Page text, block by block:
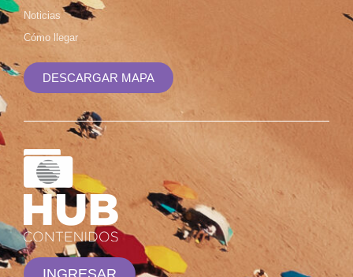
Noticias
Cómo llegar
DESCARGAR MAPA
INGRESAR